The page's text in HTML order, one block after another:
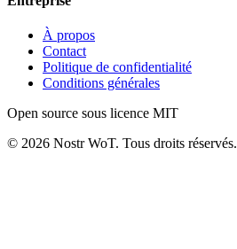
À propos
Contact
Politique de confidentialité
Conditions générales
Open source sous licence MIT
© 2026 Nostr WoT. Tous droits réservés.